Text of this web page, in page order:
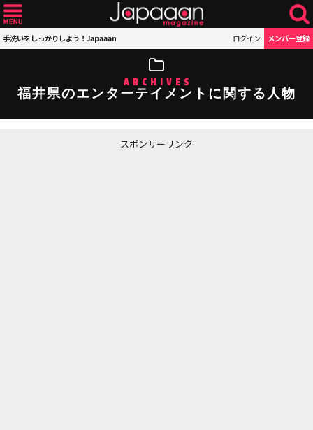
手洗いをしっかりしよう！Japaaan ログイン メンバー登録
ARCHIVES
福井県のエンターテイメントに関する人物
スポンサーリンク